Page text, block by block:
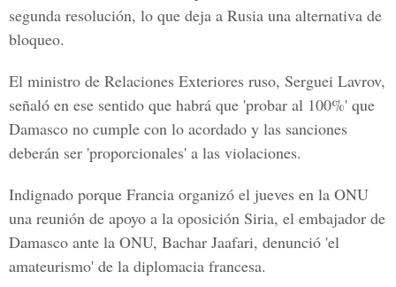
segunda resolución, lo que deja a Rusia una alternativa de
bloqueo.
El ministro de Relaciones Exteriores ruso, Serguei Lavrov,
señaló en ese sentido que habrá que 'probar al 100%' que
Damasco no cumple con lo acordado y las sanciones
deberán ser 'proporcionales' a las violaciones.
Indignado porque Francia organizó el jueves en la ONU
una reunión de apoyo a la oposición Siria, el embajador de
Damasco ante la ONU, Bachar Jaafari, denunció 'el
amateurismo' de la diplomacia francesa.